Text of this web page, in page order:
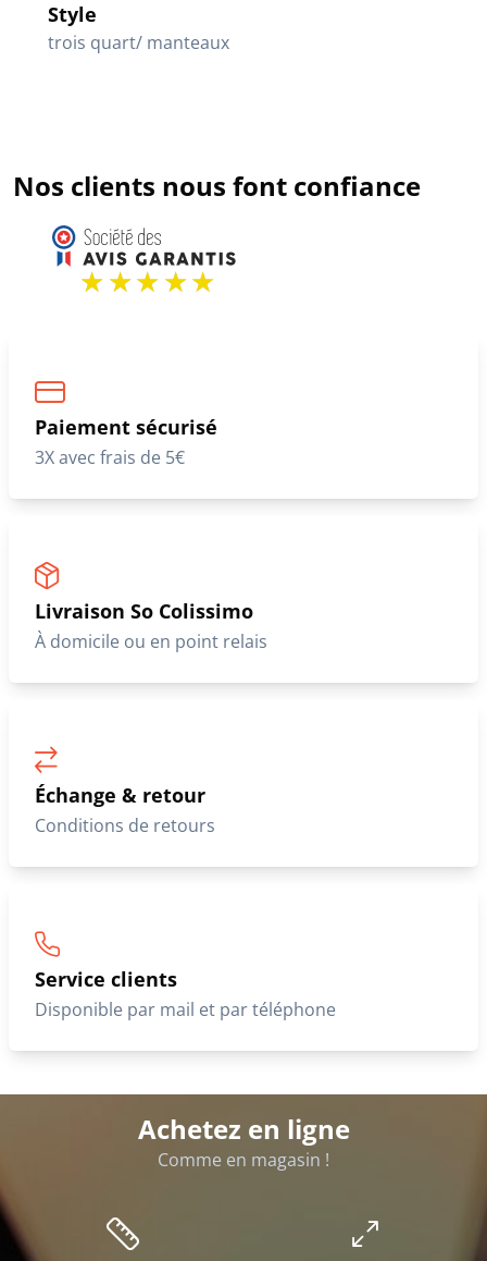
Style
trois quart/ manteaux
Nos clients nous font confiance
Paiement sécurisé
3X avec frais de 5€
Livraison So Colissimo
À domicile ou en point relais
Échange & retour
Conditions de retours
Service clients
Disponible par mail et par téléphone
Achetez en ligne
Comme en magasin !